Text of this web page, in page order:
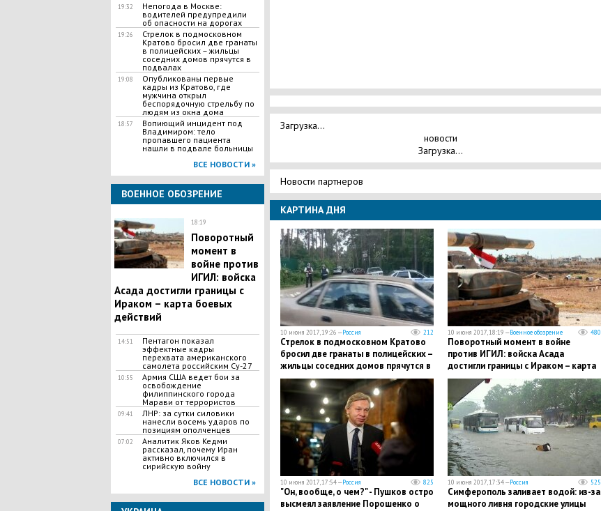
19:32
​Непогода в Москве:
водителей предупредили
об опасности на дорогах
19:26
Стрелок в подмосковном
Кратово бросил две гранаты
в полицейских – жильцы
соседних домов прячутся в
подвалах
19:08
Опубликованы первые
кадры из Кратово, где
мужчина открыл
беспорядочную стрельбу по
людям из окна дома
18:57
Вопиющий инцидент под
Владимиром: тело
пропавшего пациента
нашли в подвале больницы
ВСЕ НОВОСТИ »
ВОЕННОЕ ОБОЗРЕНИЕ
18:19
Поворотный
момент в
войне против
ИГИЛ: войска
Асада достигли границы с
Ираком – карта боевых
действий
14:51
Пентагон показал
эффектные кадры
перехвата американского
самолета российским Су-27
10:55
Армия США ведет бои за
освобождение
филиппинского города
Марави от террористов
09:41
ЛНР: за сутки силовики
нанесли восемь ударов по
позициям ополченцев
07:02
Аналитик Яков Кедми
рассказал, почему Иран
активно включился в
сирийскую войну
ВСЕ НОВОСТИ »
Загрузка...
новости
Загрузка...
Новости партнеров
КАРТИНА ДНЯ
10 июня 2017, 19:26 —Россия 212
Стрелок в подмосковном Кратово
бросил две гранаты в полицейских –
жильцы соседних домов прячутся в
подвалах
10 июня 2017, 18:19 —Военное обозрение 480
Поворотный момент в войне
против ИГИЛ: войска Асада
достигли границы с Ираком – карта
боевых действий
10 июня 2017, 17:54 —Россия 825
"Он, вообще, о чем?" - Пушков остро
высмеял заявление Порошенко о
10 июня 2017, 17:34 —Россия 525
Симферополь заливает водой: из-за
мощного ливня городские улицы